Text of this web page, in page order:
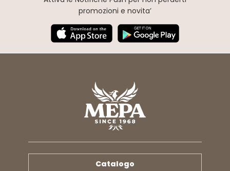
promozioni e novita’
Catalogo